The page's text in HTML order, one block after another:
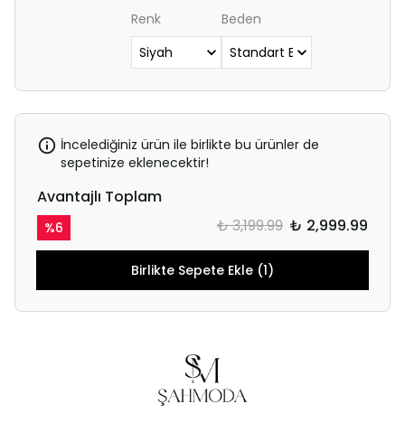
Renk
Beden
İncelediğiniz ürün ile birlikte bu ürünler de
sepetinize eklenecektir!
Avantajlı Toplam
%6 ₺ 3,199.99 ₺ 2,999.99
Birlikte Sepete Ekle (1)